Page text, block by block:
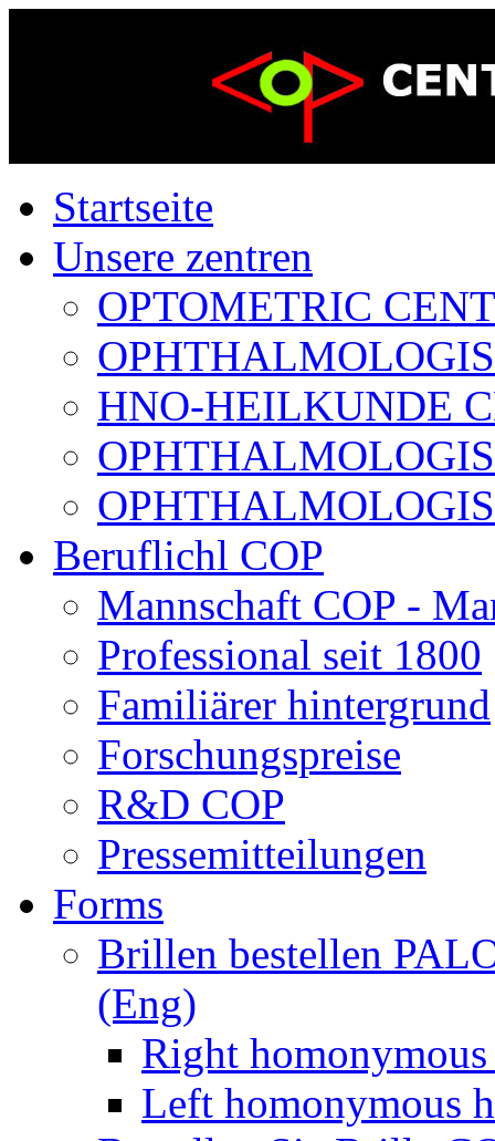
Startseite
Unsere zentren
OPTOMETRIC
HNO-HEILKUNDE
Beruflichl COP
Mannschaft COP -
Professional seit 1800
Familiärer hintergrund
Forschungspreise
R&D COP
Pressemitteilungen
Forms
Brillen bestellen
(Eng)
Right
Left homonymous